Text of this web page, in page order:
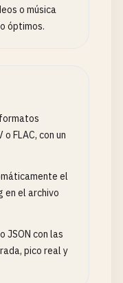
o música
óptimos.
FLAC, con un
el
en el archivo
JSON con las
pico real y